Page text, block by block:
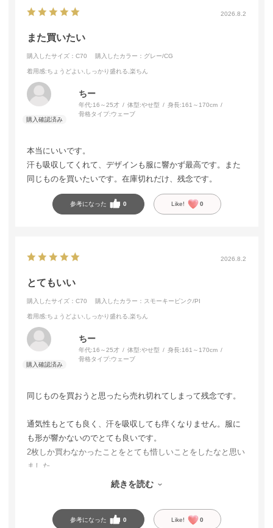
2026.8.2
また買いたい
購入したサイズ：C70 購入したカラー：グレー/CG
着用感:ちょうどよい,しっかり盛れる,楽ちん
ちー
年代:16～25才 体型:やせ型 身長:161～170cm
骨格タイプ:ウェーブ
本当にいいです。
汗も吸収してくれて、デザインも服に響かず最高です。また
同じものを買いたいです。在庫切れだけ、残念です。
参考になった 0 Like! 0
2026.8.2
とてもいい
購入したサイズ：C70 購入したカラー：スモーキーピンク/PI
着用感:ちょうどよい,しっかり盛れる,楽ちん
ちー
年代:16～25才 体型:やせ型 身長:161～170cm
骨格タイプ:ウェーブ
同じものを買おうと思ったら売れ切れてしまって残念です。
通気性もとても良く、汗を吸収しても痒くなりません。服に
も形が響かないのでとても良いです。
2枚しか買わなかったことをとても惜しいことをしたなと思い
ました。
続きを読む
参考になった 0 Like! 0